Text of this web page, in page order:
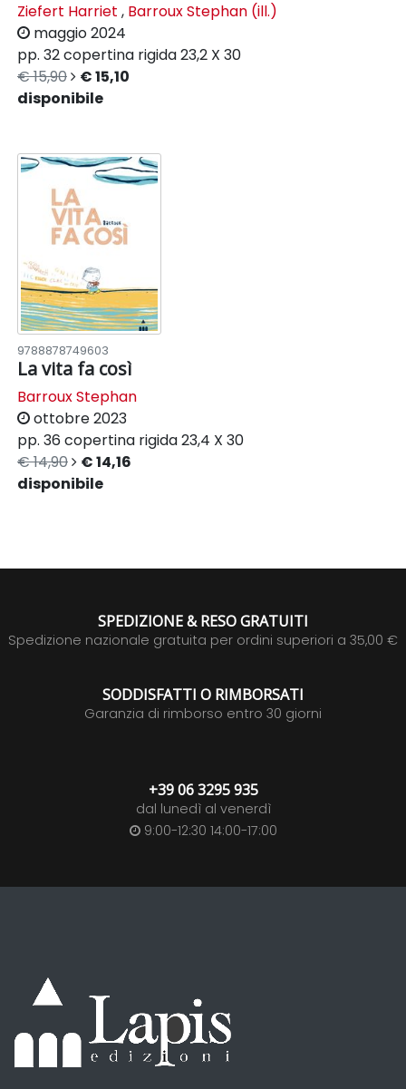
Ziefert Harriet , Barroux Stephan (ill.)
maggio 2024
pp. 32copertina rigida23,2 X 30
€ 15,90
€ 15,10
disponibile
9788878749603
La vita fa così
Barroux Stephan
ottobre 2023
pp. 36 copertina rigida23,4 X 30
€ 14,90
€ 14,16
disponibile
SPEDIZIONE & RESO GRATUITI
Spedizione nazionale gratuita per ordini superiori a 35,00 €
SODDISFATTI O RIMBORSATI
Garanzia di rimborso entro 30 giorni
+39 06 3295 935
dal lunedì al venerdì
9:00-12:30 14:00-17:00